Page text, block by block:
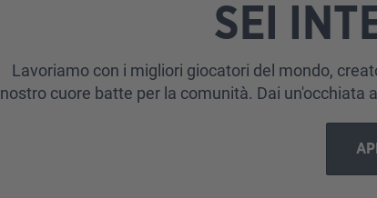
SEI
Lavoriamo con i migliori giocatori del mondo,
nostro cuore batte per la comunità. Dai